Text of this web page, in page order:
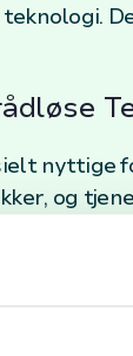
teknologi.
nyttige
og
som
tid og øke